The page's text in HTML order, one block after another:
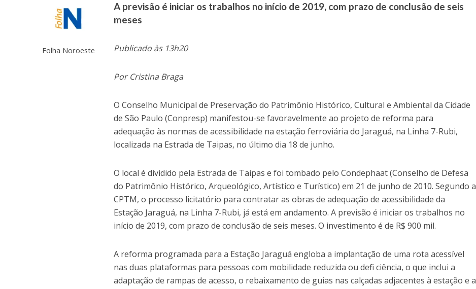
Folha Noroeste
A previsão é iniciar os trabalhos no início de 2019, com prazo de conclusão de seis
meses
Publicado às 13h20
Por Cristina Braga
O Conselho Municipal de Preservação do Patrimônio Histórico, Cultural e Ambiental da Cidade
de São Paulo (Conpresp) manifestou-se favoravelmente ao projeto de reforma para
adequação às normas de acessibilidade na estação ferroviária do Jaraguá, na Linha 7-Rubi,
localizada na Estrada de Taipas, no último dia 18 de junho.
O local é dividido pela Estrada de Taipas e foi tombado pelo Condephaat (Conselho de Defesa
do Patrimônio Histórico, Arqueológico, Artístico e Turístico) em 21 de junho de 2010. Segundo a
CPTM, o processo licitatório para contratar as obras de adequação de acessibilidade da
Estação Jaraguá, na Linha 7-Rubi, já está em andamento. A previsão é iniciar os trabalhos no
início de 2019, com prazo de conclusão de seis meses. O investimento é de R$ 900 mil.
A reforma programada para a Estação Jaraguá engloba a implantação de uma rota acessível
nas duas plataformas para pessoas com mobilidade reduzida ou defi ciência, o que inclui a
adaptação de rampas de acesso, o rebaixamento de guias nas calçadas adjacentes à estação e a